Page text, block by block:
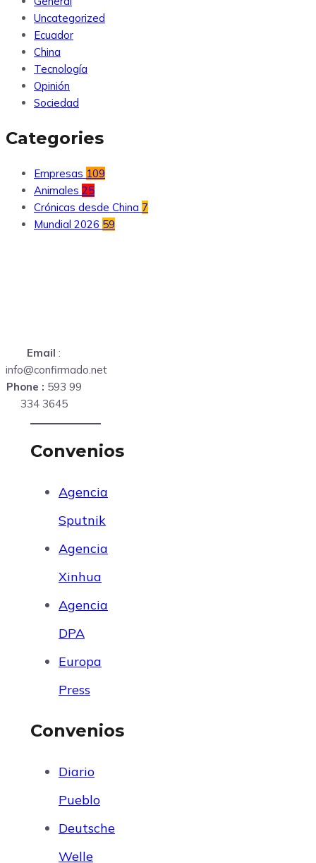
Uncategorized
Ecuador
China
Tecnología
Opinión
Sociedad
Categories
Empresas 109
Animales 25
Crónicas desde China 7
Mundial 2026 59
Email :
info@confirmado.net
Phone : 593 99
334 3645
Convenios
Agencia
Sputnik
Agencia
Xinhua
Agencia
DPA
Europa
Press
Convenios
Diario
Pueblo
Deutsche
Welle